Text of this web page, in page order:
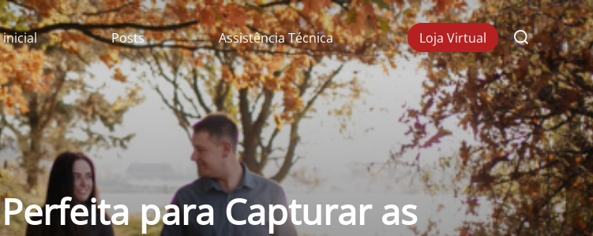
inicial Posts Assistência Técnica Loja Virtual
Pesquisar
por:
para Capturar as